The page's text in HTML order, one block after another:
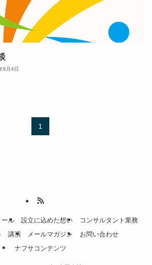
8月4日
1
ール 設立に込めた想い
コンサルタント業務
講演 メールマガジン
お問い合わせ
ナフサコンテンツ